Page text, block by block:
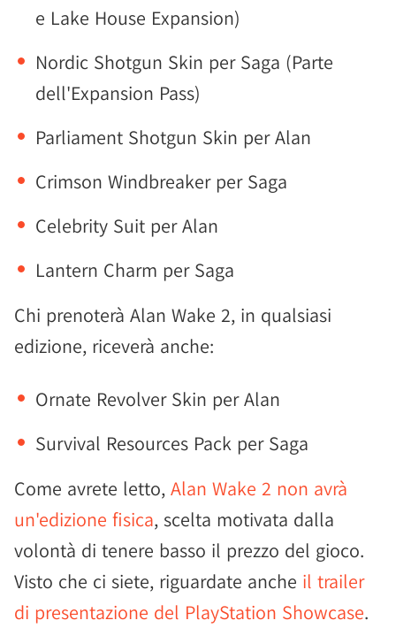
e Lake House Expansion)
Nordic Shotgun Skin per Saga (Parte
dell'Expansion Pass)
Parliament Shotgun Skin per Alan
Crimson Windbreaker per Saga
Celebrity Suit per Alan
Lantern Charm per Saga
Chi prenoterà Alan Wake 2, in qualsiasi
edizione, riceverà anche:
Ornate Revolver Skin per Alan
Survival Resources Pack per Saga
Come avrete letto, Alan Wake 2 non avrà
un'edizione fisica, scelta motivata dalla
volontà di tenere basso il prezzo del gioco.
Visto che ci siete, riguardate anche il trailer
di presentazione del PlayStation Showcase.